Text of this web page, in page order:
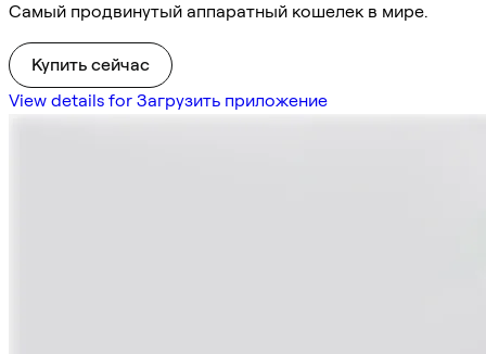
Самый продвинутый аппаратный кошелек в мире.
Купить сейчас
View details for Загрузить приложение